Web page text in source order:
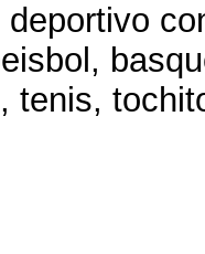
tenis,